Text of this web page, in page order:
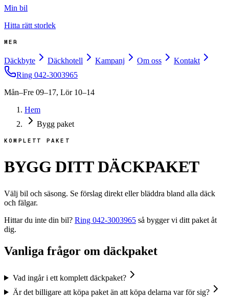
Min bil
Hitta rätt storlek
MER
Däckbyte Däckhotell Kampanj Om oss
Kontakt
Ring 042-3003965
Mån–Fre 09–17, Lör 10–14
Hem
Bygg paket
KOMPLETT PAKET
BYGG DITT DÄCKPAKET
Välj bil och säsong. Se förslag direkt eller bläddra bland alla däck
och fälgar.
Hittar du inte din bil? Ring 042-3003965 så bygger vi ditt paket åt
dig.
Vanliga frågor om däckpaket
Vad ingår i ett komplett däckpaket?
Är det billigare att köpa paket än att köpa delarna var för sig?